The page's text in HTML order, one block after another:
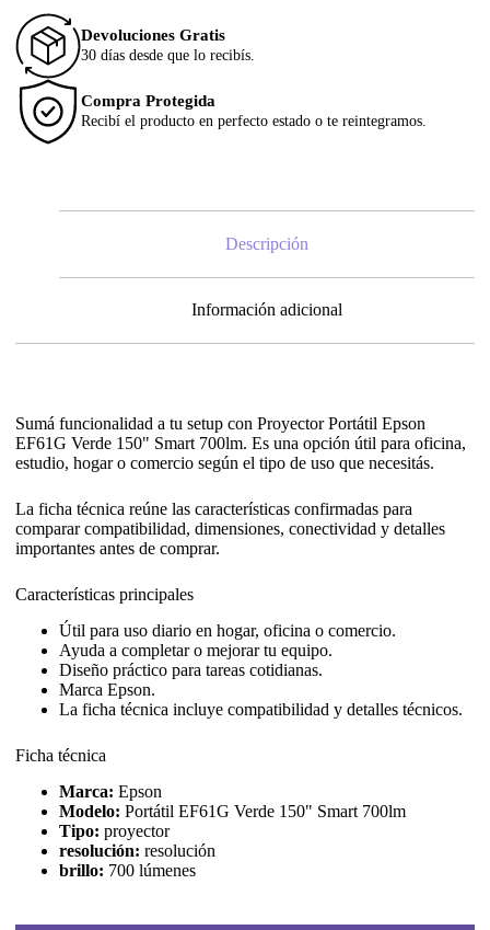
Devoluciones Gratis
30 días desde que lo recibís.
Compra Protegida
Recibí el producto en perfecto estado o te reintegramos.
Descripción
Información adicional
Sumá funcionalidad a tu setup con Proyector Portátil Epson
EF61G Verde 150" Smart 700lm. Es una opción útil para oficina,
estudio, hogar o comercio según el tipo de uso que necesitás.
La ficha técnica reúne las características confirmadas para
comparar compatibilidad, dimensiones, conectividad y detalles
importantes antes de comprar.
Características principales
Útil para uso diario en hogar, oficina o comercio.
Ayuda a completar o mejorar tu equipo.
Diseño práctico para tareas cotidianas.
Marca Epson.
La ficha técnica incluye compatibilidad y detalles técnicos.
Ficha técnica
Marca: Epson
Modelo: Portátil EF61G Verde 150" Smart 700lm
Tipo: proyector
resolución: resolución
brillo: 700 lúmenes